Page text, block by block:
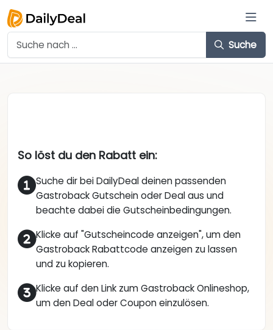
Suche
So löst du den Rabatt ein:
Suche dir bei DailyDeal deinen passenden
Gastroback Gutschein oder Deal aus und
beachte dabei die Gutscheinbedingungen.
Klicke auf "Gutscheincode anzeigen", um den
Gastroback Rabattcode anzeigen zu lassen
und zu kopieren.
Klicke auf den Link zum Gastroback Onlineshop,
um den Deal oder Coupon einzulösen.